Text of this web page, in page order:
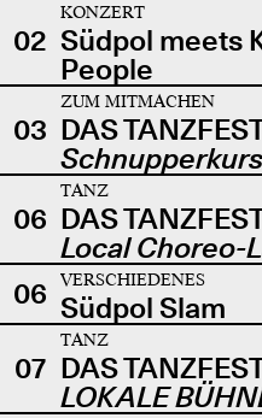
02
KONZERT
Südpol meets
People
03
ZUM MITMACHEN
DAS
06
TANZ
DAS
Local Choreo-
06
VERSCHIEDENES
Südpol Slam
07
TANZ
DAS
LOKALE